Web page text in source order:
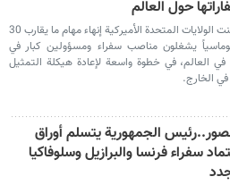
حول العالم
أعلنت الولايات المتحدة الأميركية إنهاء مهام ما يقارب 30
يشغلون مناصب سفراء ومسؤولين كبار في
في العالم، في خطوة واسعة لإعادة هيكلة التمثيل
في الخارج.
الجمهورية يتسلم أوراق
سفراء فرنسا والبرازيل وسلوفاكيا